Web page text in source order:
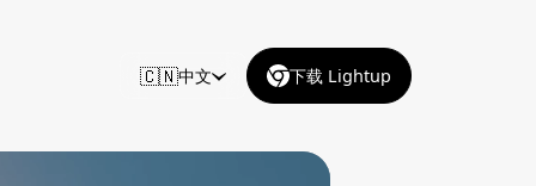
🇨🇳中文 下载 Lightup